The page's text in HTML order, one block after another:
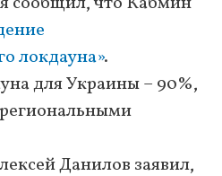
локдауна».
для Украины – 90%,
Данилов заявил,